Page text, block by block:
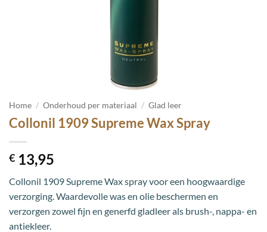
Home / Onderhoud per materiaal / Glad leer
Collonil 1909 Supreme Wax Spray
€ 13,95
Collonil 1909 Supreme Wax spray voor een hoogwaardige
verzorging. Waardevolle was en olie beschermen en
verzorgen zowel fijn en generfd gladleer als brush-, nappa- en
antiekleer.